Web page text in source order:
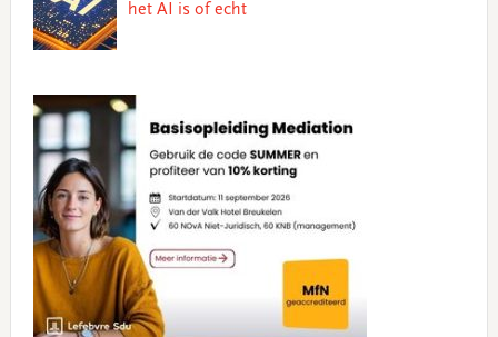
het AI is of echt